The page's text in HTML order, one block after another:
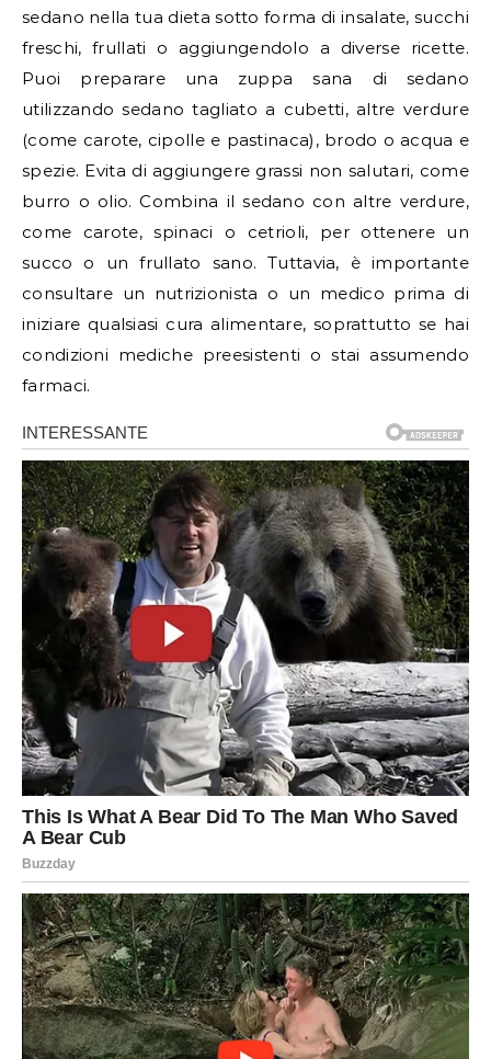
sedano nella tua dieta sotto forma di insalate, succhi
freschi, frullati o aggiungendolo a diverse ricette.
Puoi preparare una zuppa sana di sedano
utilizzando sedano tagliato a cubetti, altre verdure
(come carote, cipolle e pastinaca), brodo o acqua e
spezie. Evita di aggiungere grassi non salutari, come
burro o olio. Combina il sedano con altre verdure,
come carote, spinaci o cetrioli, per ottenere un
succo o un frullato sano. Tuttavia, è importante
consultare un nutrizionista o un medico prima di
iniziare qualsiasi cura alimentare, soprattutto se hai
condizioni mediche preesistenti o stai assumendo
farmaci.